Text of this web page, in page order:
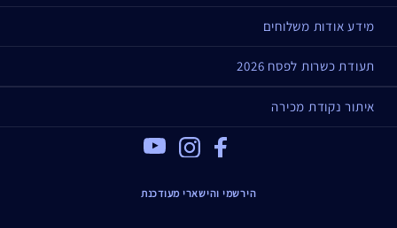
מידע אודות משלוחים
תעודת כשרות לפסח 2026
איתור נקודת מכירה
Facebook
הירשמי והישארי מעודכנת